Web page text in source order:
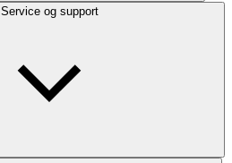
Service og support